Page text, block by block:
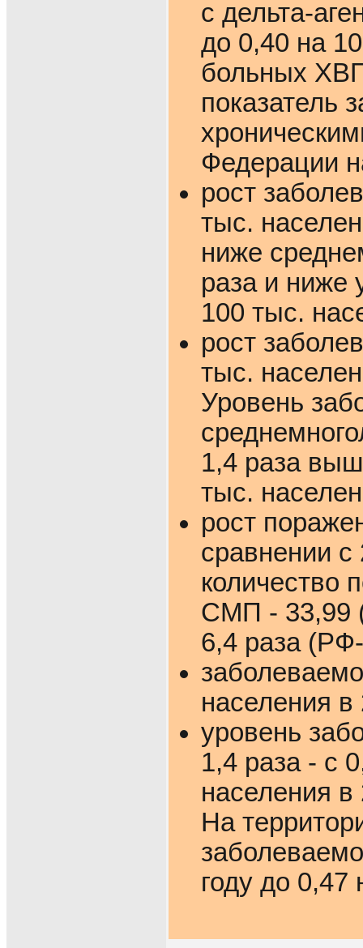
с дельта-
до 0,40 на
больных
показатель
Федерации
рост
тыс.
ниже
раза и ниже
100 тыс.
рост
тыс.
Уровень
1,4 раза
тыс.
рост
сравнении с
количество
СМП - 33,99
6,4 раза
населения в
уровень
1,4 раза - с
населения в
На
году до 0,47